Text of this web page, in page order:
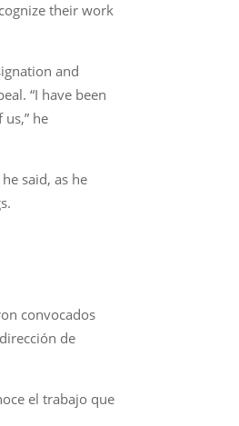
their work
and
“I have been
he
said, as he
convocados
de
el trabajo que